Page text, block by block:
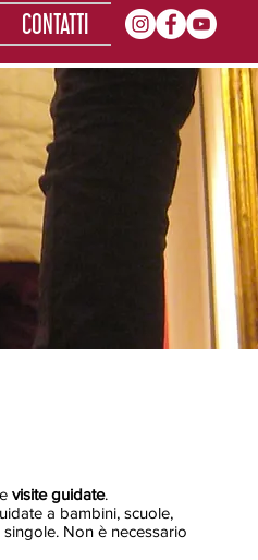
CONTATTI
visite guidate.
a bambini, scuole,
Non è necessario